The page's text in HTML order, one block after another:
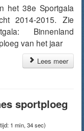
het 38e Sportgala
2014-2015. Zie
Binnenland
van het jaar
Lees meer
sportploeg
1 min, 34 sec)